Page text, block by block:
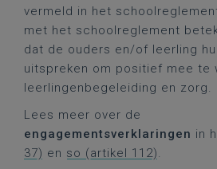
vermeld in het
met het schoolreglement
dat de ouders en/of leerling
uitspreken om positief mee te
leerlingenbegeleiding en zorg.
Lees meer over de
engagementsverklaringen in
37) en so (artikel 112).